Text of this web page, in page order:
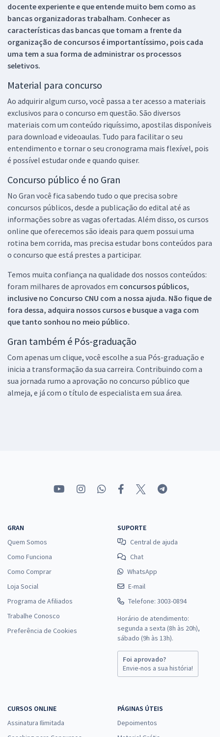
docente experiente e que entende muito bem como as
bancas organizadoras trabalham. Conhecer as
características das bancas que tomam a frente da
organização de concursos é importantíssimo, pois cada
uma tem a sua forma de administrar os processos
seletivos.
Material para concurso
Ao adquirir algum curso, você passa a ter acesso a materiais
exclusivos para o concurso em questão. São diversos
materiais com um conteúdo riquíssimo, apostilas disponíveis
para download e videoaulas. Tudo para facilitar o seu
entendimento e tornar o seu cronograma mais flexível, pois
é possível estudar onde e quando quiser.
Concurso público é no Gran
No Gran você fica sabendo tudo o que precisa sobre
concursos públicos, desde a publicação do edital até as
informações sobre as vagas ofertadas. Além disso, os cursos
online que oferecemos são ideais para quem possui uma
rotina bem corrida, mas precisa estudar bons conteúdos para
o concurso que está prestes a participar.
Temos muita confiança na qualidade dos nossos conteúdos:
foram milhares de aprovados em concursos públicos,
inclusive no Concurso CNU com a nossa ajuda. Não fique de
fora dessa, adquira nossos cursos e busque a vaga com
que tanto sonhou no meio público.
Gran também é Pós-graduação
Com apenas um clique, você escolhe a sua Pós-graduação e
inicia a transformação da sua carreira. Contribuindo com a
sua jornada rumo a aprovação no concurso público que
almeja, e já com o título de especialista em sua área.
GRAN
Quem Somos
Como Funciona
Como Comprar
Loja Social
Programa de Afiliados
Trabalhe Conosco
Preferência de Cookies
SUPORTE
Central de ajuda
Chat
WhatsApp
E-mail
Telefone: 3003-0894
Horário de atendimento:
segunda a sexta (8h às 20h),
sábado (9h às 13h).
Foi aprovado?
Envie-nos a sua história!
CURSOS ONLINE
Assinatura Ilimitada
PÁGINAS ÚTEIS
Depoimentos